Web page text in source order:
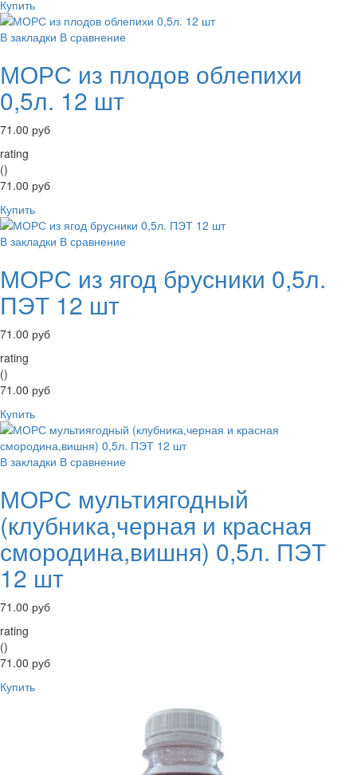
Купить
В закладки В сравнение
МОРС из плодов облепихи
0,5л. 12 шт
71.00 руб
rating
()
71.00 руб
Купить
В закладки В сравнение
МОРС из ягод брусники 0,5л.
ПЭТ 12 шт
71.00 руб
rating
()
71.00 руб
Купить
В закладки В сравнение
МОРС мультиягодный
(клубника,черная и красная
смородина,вишня) 0,5л. ПЭТ
12 шт
71.00 руб
rating
()
71.00 руб
Купить